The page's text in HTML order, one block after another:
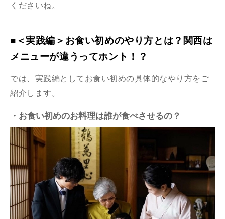
くださいね。
■＜実践編＞お食い初めのやり方とは？関西は
メニューが違うってホント！？
では、実践編としてお食い初めの具体的なやり方をご
紹介します。
・お食い初めのお料理は誰が食べさせるの？